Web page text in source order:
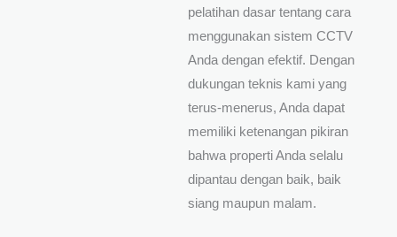
pelatihan dasar tentang cara
menggunakan sistem CCTV
Anda dengan efektif. Dengan
dukungan teknis kami yang
terus-menerus, Anda dapat
memiliki ketenangan pikiran
bahwa properti Anda selalu
dipantau dengan baik, baik
siang maupun malam.